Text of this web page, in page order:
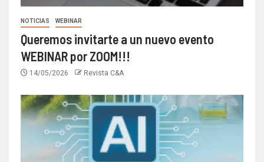
NOTICIAS WEBINAR
Queremos invitarte a un nuevo evento
WEBINAR por ZOOM!!!
14/05/2026 Revista C&A